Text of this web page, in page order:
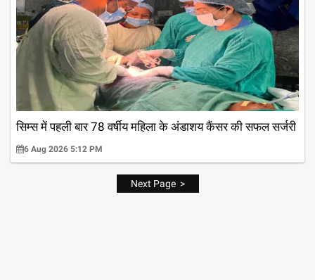
सिम्स में पहली बार 78 वर्षीय महिला के अंडाशय कैंसर की सफल सर्जरी
6 Aug 2026 5:12 PM
Next Page >